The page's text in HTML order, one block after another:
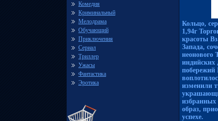
Комедия
Криминальный
Мелодрама
Обучающий
Приключения
Сериал
Триллер
Ужасы
Фантастика
Эротика
Кольцо,
1,94г
красоты
Запада,
неонового
индийских
побережий
изменили
избранных
образ,
успехе.